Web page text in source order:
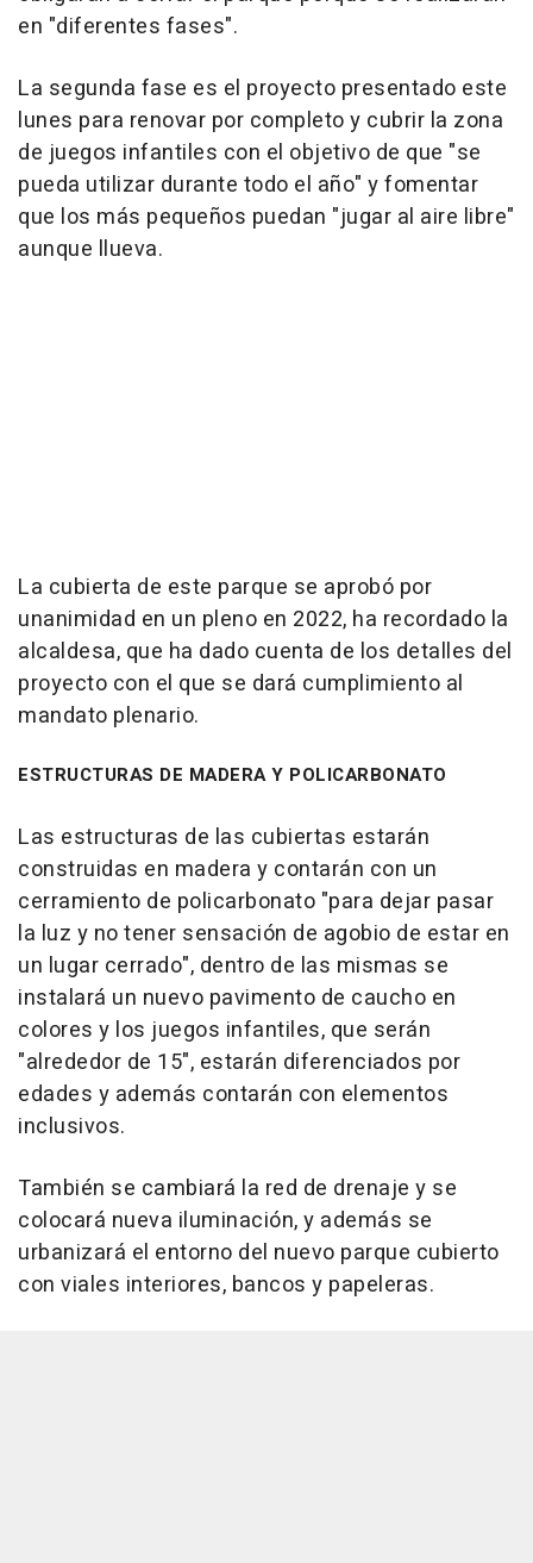
en "diferentes fases".
La segunda fase es el proyecto presentado este
lunes para renovar por completo y cubrir la zona
de juegos infantiles con el objetivo de que "se
pueda utilizar durante todo el año" y fomentar
que los más pequeños puedan "jugar al aire libre"
aunque llueva.
La cubierta de este parque se aprobó por
unanimidad en un pleno en 2022, ha recordado la
alcaldesa, que ha dado cuenta de los detalles del
proyecto con el que se dará cumplimiento al
mandato plenario.
ESTRUCTURAS DE MADERA Y POLICARBONATO
Las estructuras de las cubiertas estarán
construidas en madera y contarán con un
cerramiento de policarbonato "para dejar pasar
la luz y no tener sensación de agobio de estar en
un lugar cerrado", dentro de las mismas se
instalará un nuevo pavimento de caucho en
colores y los juegos infantiles, que serán
"alrededor de 15", estarán diferenciados por
edades y además contarán con elementos
inclusivos.
También se cambiará la red de drenaje y se
colocará nueva iluminación, y además se
urbanizará el entorno del nuevo parque cubierto
con viales interiores, bancos y papeleras.